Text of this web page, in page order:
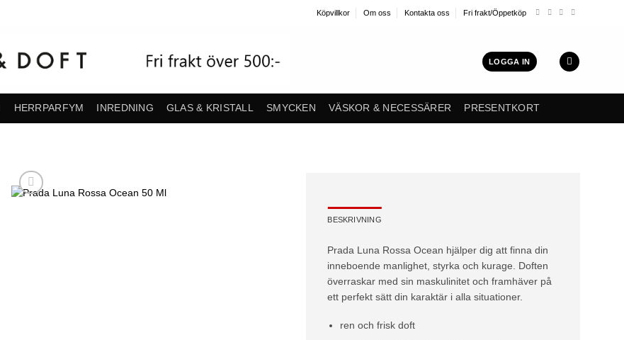
Köpvillkor Om oss Kontakta oss Fri frakt/Öppetköp
LOGGA IN
HERRPARFYM INREDNING GLAS & KRISTALL SMYCKEN VÄSKOR & NECESSÄRER PRESENTKORT
BESKRIVNING
Prada Luna Rossa Ocean hjälper dig att finna din
inneboende manlighet, styrka och kurage. Doften
överraskar med sin maskulinitet och framhäver på
ett perfekt sätt din karaktär i alla situationer.
ren och frisk doft